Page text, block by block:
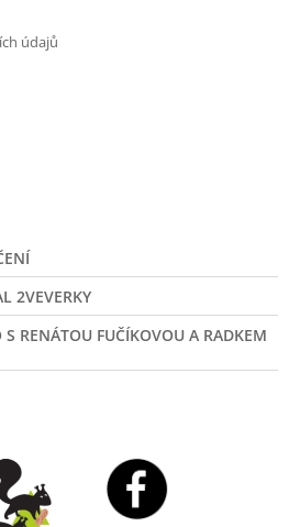
údajů
2VEVERKY
S RENÁTOU FUČÍKOVOU A RADKEM